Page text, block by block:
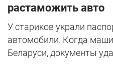
растаможить авто
У стариков украли
автомобили. Когда
Беларуси, документы